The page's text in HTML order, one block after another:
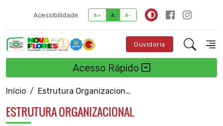
Acessibilidade A+ A A-
Ouvidoria
Acesso Rápido
Início Estrutura Organizacional
ESTRUTURA ORGANIZACIONAL